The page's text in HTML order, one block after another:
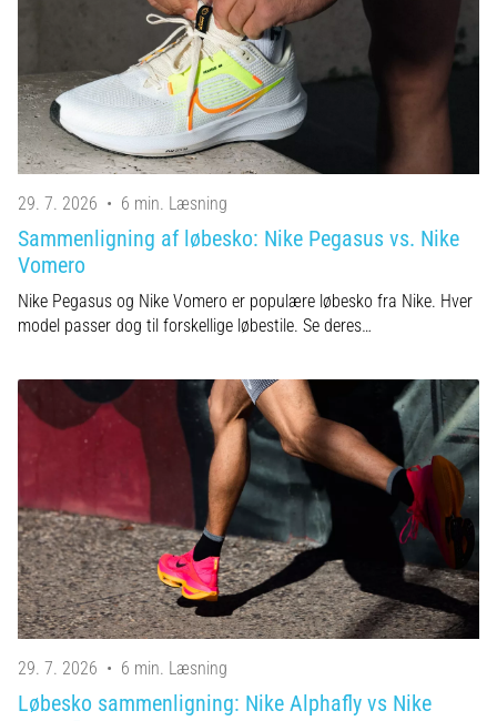
29. 7. 2026 • 6 min. Læsning
Sammenligning af løbesko: Nike Pegasus vs. Nike
Vomero
Nike Pegasus og Nike Vomero er populære løbesko fra Nike. Hver
model passer dog til forskellige løbestile. Se deres…
29. 7. 2026 • 6 min. Læsning
Løbesko sammenligning: Nike Alphafly vs Nike